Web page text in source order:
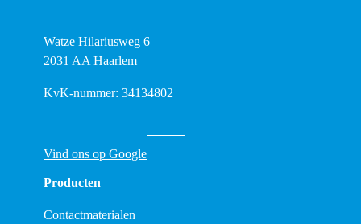
Watze Hilariusweg 6
2031 AA Haarlem
KvK-nummer: 34134802
Vind ons op Google
Producten
Contactmaterialen